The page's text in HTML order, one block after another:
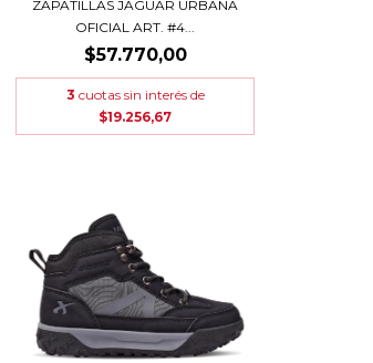
ZAPATILLAS JAGUAR URBANA
OFICIAL ART. #4...
$57.770,00
3 cuotas sin interés de
$19.256,67